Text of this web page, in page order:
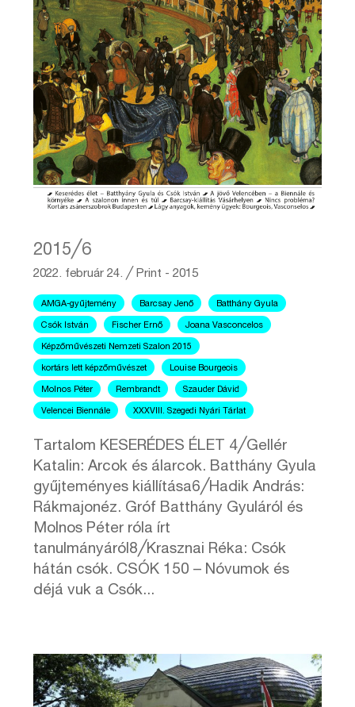
2015╱6
2022. február 24. ╱ Print - 2015
AMGA-gyűjtemény Barcsay Jenő Batthány Gyula
Csók István Fischer Ernő Joana Vasconcelos
Képzőművészeti Nemzeti Szalon 2015
kortárs lett képzőművészet Louise Bourgeois
Molnos Péter Rembrandt Szauder Dávid
Velencei Biennále XXXVIII. Szegedi Nyári Tárlat
Tartalom KESERÉDES ÉLET 4╱Gellér
Katalin: Arcok és álarcok. Batthány Gyula
gyűjteményes kiállítása6╱Hadik András:
Rákmajonéz. Gróf Batthány Gyuláról és
Molnos Péter róla írt
tanulmányáról8╱Krasznai Réka: Csók
hátán csók. CSÓK 150 – Nóvumok és
déjá vuk a Csók...